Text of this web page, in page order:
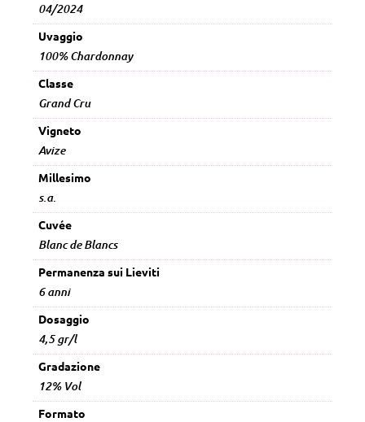
Grand
Cru
Extra
(R16/17)
quantità
04/2024
Uvaggio
100% Chardonnay
Classe
Grand Cru
Vigneto
Avize
Millesimo
s.a.
Cuvée
Blanc de Blancs
Permanenza sui Lieviti
6 anni
Dosaggio
4,5 gr/l
Gradazione
12% Vol
Formato